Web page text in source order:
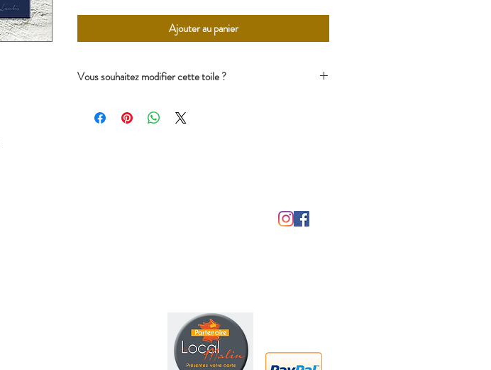
Ajouter au panier
Vous souhaitez modifier cette toile ?
Il suffit de le préciser dans le champ ci-dessus.